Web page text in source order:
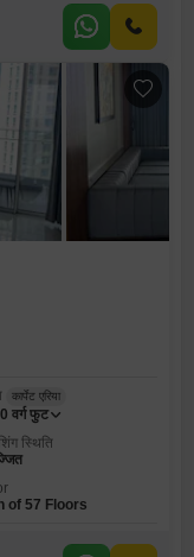
कार्पेट एरिया
वर्ग फुट
स्थिति
of 57 Floors